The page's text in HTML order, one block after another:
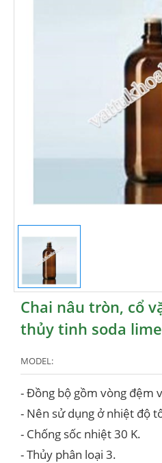
Chai nâu tròn, cổ
thủy tinh soda lime
MODEL:
- Đồng bộ gồm vòng đệm
- Nên sử dụng ở nhiệt độ
- Chống sốc nhiệt 30 K.
- Thủy phân loại 3.